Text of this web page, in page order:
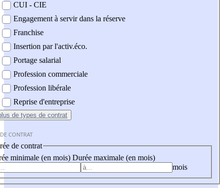
CUI - CIE
Engagement à servir dans la réserve
Franchise
Insertion par l'activ.éco.
Portage salarial
Profession commerciale
Profession libérale
Reprise d'entreprise
de types de contrat
CONTRAT
de contrat
minimale (en mois) Durée maximale (en mois)
mois